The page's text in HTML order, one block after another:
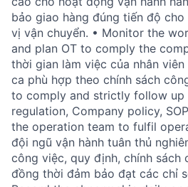
bảo giao hàng đúng tiến độ
vị vận chuyển. • Monitor the
and plan OT to comply the
thời gian làm việc của nhân
ca phù hợp theo chính sách
to comply and strictly follow up
regulation, Company policy,
the operation team to fulfil
đội ngũ vận hành tuân thủ
công việc, quy định, chính sách
đồng thời đảm bảo đạt các chỉ